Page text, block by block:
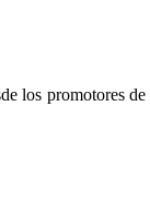
los promotores